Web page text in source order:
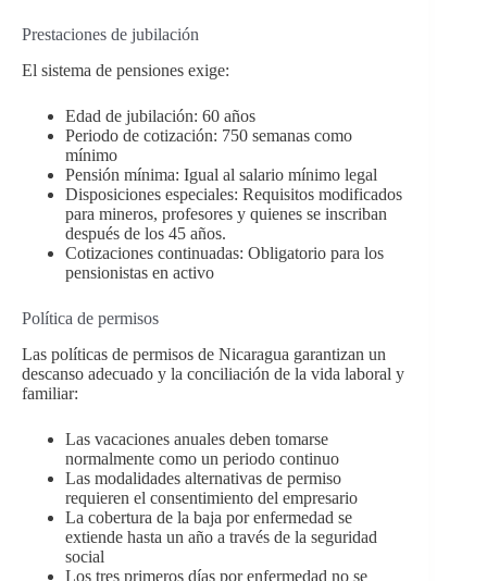
Prestaciones de jubilación
El sistema de pensiones exige:
Edad de jubilación: 60 años
Periodo de cotización: 750 semanas como
mínimo
Pensión mínima: Igual al salario mínimo legal
Disposiciones especiales: Requisitos modificados
para mineros, profesores y quienes se inscriban
después de los 45 años.
Cotizaciones continuadas: Obligatorio para los
pensionistas en activo
Política de permisos
Las políticas de permisos de Nicaragua garantizan un
descanso adecuado y la conciliación de la vida laboral y
familiar:
Las vacaciones anuales deben tomarse
normalmente como un periodo continuo
Las modalidades alternativas de permiso
requieren el consentimiento del empresario
La cobertura de la baja por enfermedad se
extiende hasta un año a través de la seguridad
social
Los tres primeros días por enfermedad no se